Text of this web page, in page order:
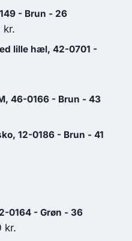
- Brun - 26
kr..
kr.
aktuelle
454.30 kr..
lille hæl, 42-0701 -
46-0166 - Brun - 43
12-0186 - Brun - 41
0164 - Grøn - 36
kr.